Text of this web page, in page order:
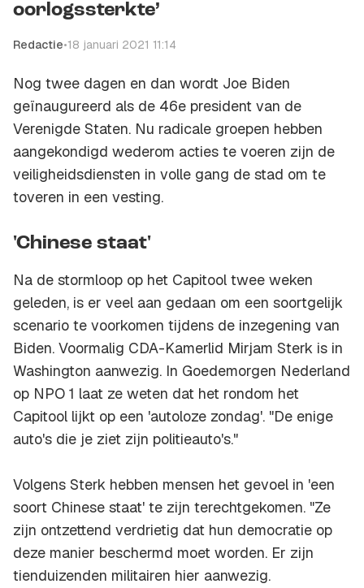
oorlogssterkte’
Redactie•18 januari 2021 11:14
Nog twee dagen en dan wordt Joe Biden
geïnaugureerd als de 46e president van de
Verenigde Staten. Nu radicale groepen hebben
aangekondigd wederom acties te voeren zijn de
veiligheidsdiensten in volle gang de stad om te
toveren in een vesting.
'Chinese staat'
Na de stormloop op het Capitool twee weken
geleden, is er veel aan gedaan om een soortgelijk
scenario te voorkomen tijdens de inzegening van
Biden. Voormalig CDA-Kamerlid Mirjam Sterk is in
Washington aanwezig. In Goedemorgen Nederland
op NPO 1 laat ze weten dat het rondom het
Capitool lijkt op een 'autoloze zondag'. "De enige
auto's die je ziet zijn politieauto's."
Volgens Sterk hebben mensen het gevoel in 'een
soort Chinese staat' te zijn terechtgekomen. "Ze
zijn ontzettend verdrietig dat hun democratie op
deze manier beschermd moet worden. Er zijn
tienduizenden militairen hier aanwezig.